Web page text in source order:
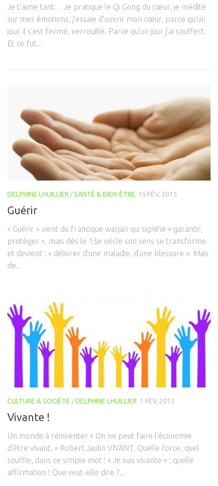
Je t’aime tant… Je pratique le Qi Gong du cœur, je médite
sur mes émotions, j’essaie d’ouvrir mon cœur, parce qu’un
jour il s’est fermé, verrouillé. Parce qu’un jour j’ai souffert.
Et ce fut...
DELPHINE LHUILLIER /SANTÉ & BIEN-ÊTRE 15 FÉV, 2015
Guérir
« Guérir » vient du francique warjan qui signifie « garantir,
protéger », mais dès le 13e siècle son sens se transforme
et devient : « délivrer d’une maladie, d’une blessure ». Mais
de...
CULTURE & SOCIÉTÉ /DELPHINE LHUILLIER 1 FÉV, 2015
Vivante !
Un monde à réinventer « On ne peut faire l’économie
d’être vivant. » Robert Jaulin VIVANT. Quelle force, quel
souffle, dans ce simple mot ! « Je suis vivante » : quelle
affirmation ! Que veut-elle dire ?...